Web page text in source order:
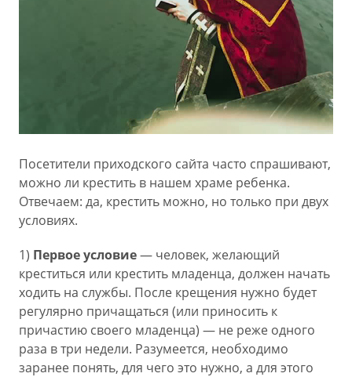
Посетители приходского сайта часто спрашивают,
можно ли крестить в нашем храме ребенка.
Отвечаем: да, крестить можно, но только при двух
условиях.
1) Первое условие— человек, желающий
креститься или крестить младенца, должен начать
ходить на службы. После крещения нужно будет
регулярно причащаться (или приносить к
причастию своего младенца) — не реже одного
раза в три недели. Разумеется, необходимо
заранее понять, для чего это нужно, а для этого